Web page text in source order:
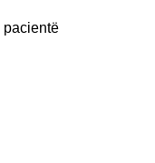
pacientë